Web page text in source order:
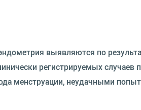
выявляются по
регистрируемых случаев
менструации, неудачными